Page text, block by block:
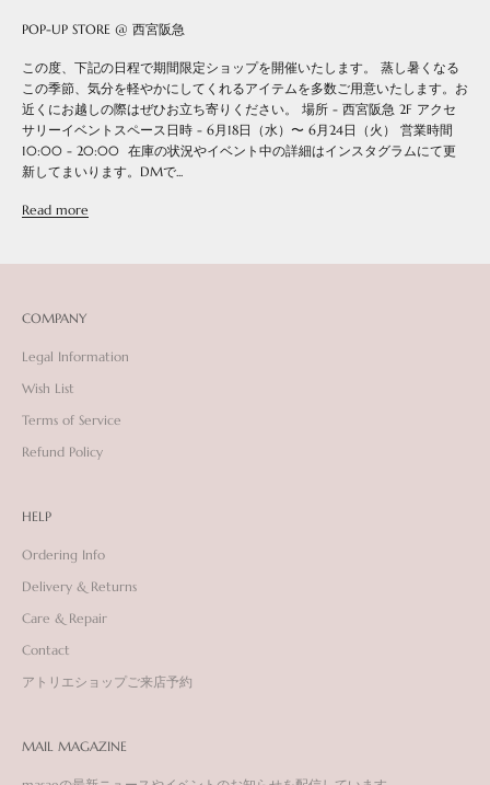
POP-UP STORE @ 西宮阪急
この度、下記の日程で期間限定ショップを開催いたします。 蒸し暑くなる
この季節、気分を軽やかにしてくれるアイテムを多数ご用意いたします。お
近くにお越しの際はぜひお立ち寄りください。 場所 - 西宮阪急 2F アクセ
サリーイベントスペース日時 - 6月18日（水）〜 6月24日（火） 営業時間
10:00 - 20:00 在庫の状況やイベント中の詳細はインスタグラムにて更
新してまいります。DMで...
Read more
COMPANY
Legal Information
Wish List
Terms of Service
Refund Policy
HELP
Ordering Info
Delivery & Returns
Care & Repair
Contact
アトリエショップご来店予約
MAIL MAGAZINE